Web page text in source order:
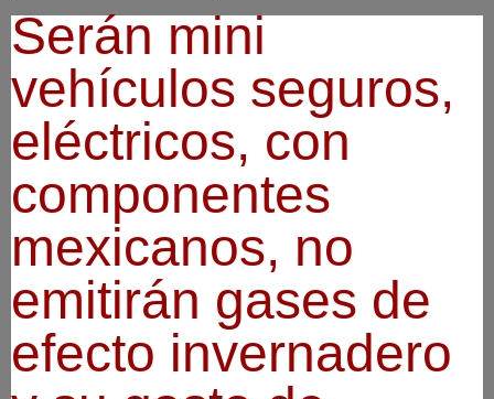
Serán mini
vehículos seguros,
eléctricos, con
componentes
mexicanos, no
emitirán gases de
efecto invernadero